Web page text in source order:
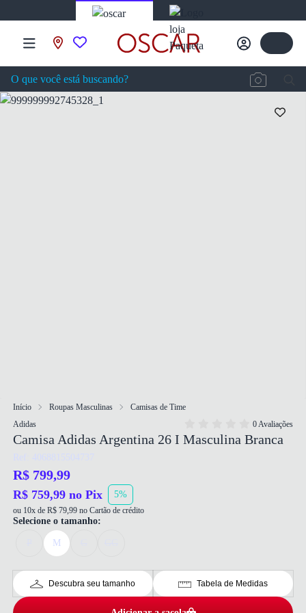
Início Roupas Masculinas
Camisas de Time
Adidas
0 Avaliações
Camisa Adidas Argentina 26 I Masculina Branca
Ref: 4068815504737
R$ 799,99
R$ 759,99 no Pix 5%
ou 10x de R$ 79,99 no Cartão de crédito
Selecione o tamanho:
M
Descubra seu tamanho Tabela de Medidas